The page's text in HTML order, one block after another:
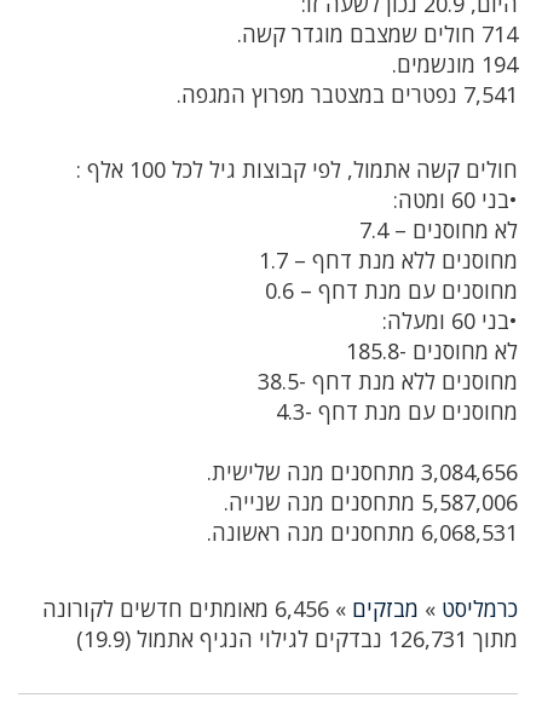
714 חולים שמצבם מוגדר קשה.
194 מונשמים.
7,541 נפטרים במצטבר מפרוץ המגפה.
חולים קשה אתמול, לפי קבוצות גיל לכל 100 אלף :
•בני 60 ומטה:
לא מחוסנים – 7.4
מחוסנים ללא מנת דחף – 1.7
מחוסנים עם מנת דחף – 0.6
•בני 60 ומעלה:
לא מחוסנים -185.8
מחוסנים ללא מנת דחף -38.5
מחוסנים עם מנת דחף -4.3
3,084,656 מתחסנים מנה שלישית.
5,587,006 מתחסנים מנה שנייה.
6,068,531 מתחסנים מנה ראשונה.
כרמליסט » מבזקים »
6,456 מאומתים חדשים לקורונה
מתוך 126,731 נבדקים לגילוי הנגיף אתמול (19.9)